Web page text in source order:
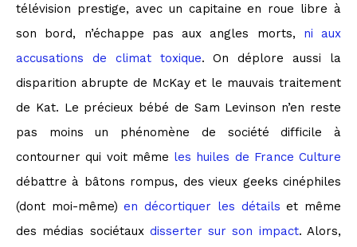
télévision prestige, avec un capitaine en roue libre à
son bord, n’échappe pas aux angles morts, ni aux
accusations de climat toxique. On déplore aussi la
disparition abrupte de McKay et le mauvais traitement
de Kat. Le précieux bébé de Sam Levinson n’en reste
pas moins un phénomène de société difficile à
contourner qui voit même les huiles de France Culture
débattre à bâtons rompus, des vieux geeks cinéphiles
(dont moi-même)en décortiquer les détails et même
des médias sociétaux disserter sur son impact. Alors,